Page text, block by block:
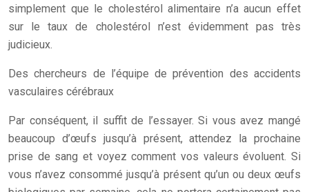
simplement que le cholestérol alimentaire n’a aucun effet
sur le taux de cholestérol n’est évidemment pas très
judicieux.
Des chercheurs de l’équipe de prévention des accidents
vasculaires cérébraux
Par conséquent, il suffit de l’essayer. Si vous avez mangé
beaucoup d’œufs jusqu’à présent, attendez la prochaine
prise de sang et voyez comment vos valeurs évoluent. Si
vous n’avez consommé jusqu’à présent qu’un ou deux œufs